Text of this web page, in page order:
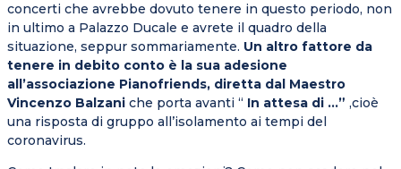
concerti che avrebbe dovuto tenere in questo periodo, non
in ultimo a Palazzo Ducale e avrete il quadro della
situazione, seppur sommariamente. Un altro fattore da
tenere in debito conto è la sua adesione
all’associazione Pianofriends, diretta dal Maestro
Vincenzo Balzani che porta avanti “ In attesa di …” ,cioè
una risposta di gruppo all’isolamento ai tempi del
coronavirus.